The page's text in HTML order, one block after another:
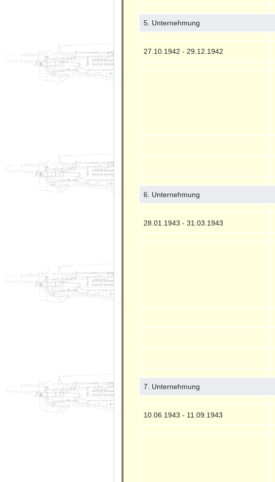
5. Unternehmung
27.10.1942 - 29.12.1942
6. Unternehmung
28.01.1943 - 31.03.1943
7. Unternehmung
10.06.1943 - 11.09.1943